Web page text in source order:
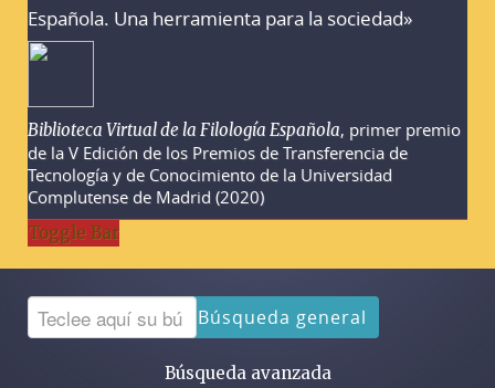
Española. Una herramienta para la sociedad»
Biblioteca Virtual de la Filología Española, primer premio
de la V Edición de los Premios de Transferencia de
Tecnología y de Conocimiento de la Universidad
Complutense de Madrid (2020)
Toggle Bar
Búsqueda general
Búsqueda avanzada